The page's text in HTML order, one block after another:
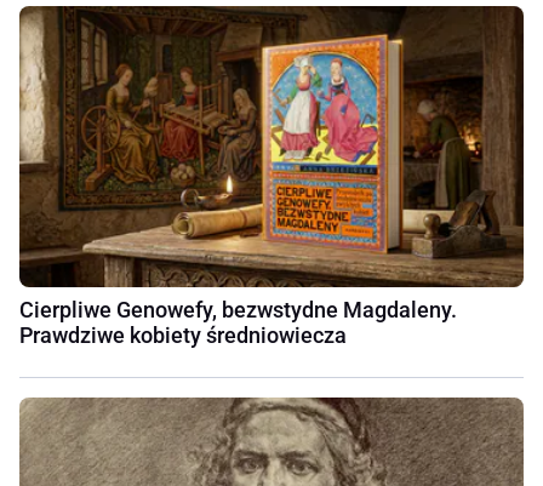
Cierpliwe Genowefy, bezwstydne Magdaleny.
Prawdziwe kobiety średniowiecza